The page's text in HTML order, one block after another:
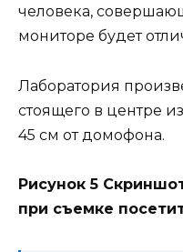
человека,
мониторе будет
Лаборатория
стоящего в центре
45 см от домофона.
Рисунок 5
при съемке